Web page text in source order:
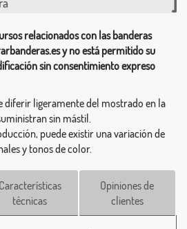
relacionados con las banderas
y no está permitido su
sin consentimiento expreso
diferir ligeramente del mostrado en la
sin mástil.
puede existir una variación de
y tonos de color.
Características
técnicas
Opiniones de
clientes